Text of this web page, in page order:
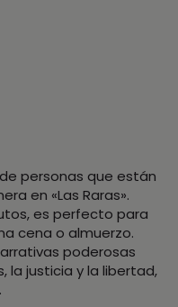
personas que están
en «Las Raras».
es perfecto para
cena o almuerzo.
poderosas
la justicia y la libertad,